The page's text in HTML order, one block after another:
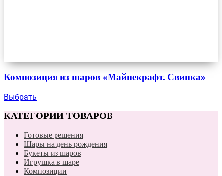
Композиция из шаров «Майнекрафт. Свинка»
Выбрать
КАТЕГОРИИ ТОВАРОВ
Готовые решения
Шары на день рождения
Букеты из шаров
Игрушка в шаре
Композиции